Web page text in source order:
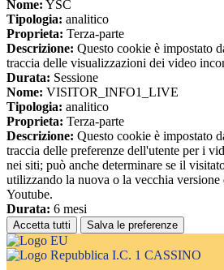
Nome: YSC
Tipologia: analitico
Proprieta: Terza-parte
Descrizione: Questo cookie è impostato
traccia delle visualizzazioni dei video
Durata: Sessione
Nome: VISITOR_INFO1_LIVE
Tipologia: analitico
Proprieta: Terza-parte
Descrizione: Questo cookie è impostato
traccia delle preferenze dell'utente per i
nei siti; può anche determinare se il
utilizzando la nuova o la vecchia
Youtube.
Durata: 6 mesi
Accetta tutti Salva le preferenze
I.C. 1 CASSINO